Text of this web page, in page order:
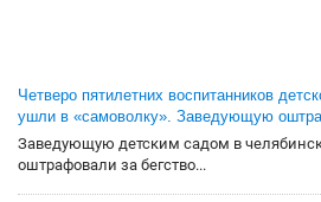
Четверо пятилетних воспитанников
ушли в «самоволку». Заведующую
Заведующую детским садом в
оштрафовали за бегство...